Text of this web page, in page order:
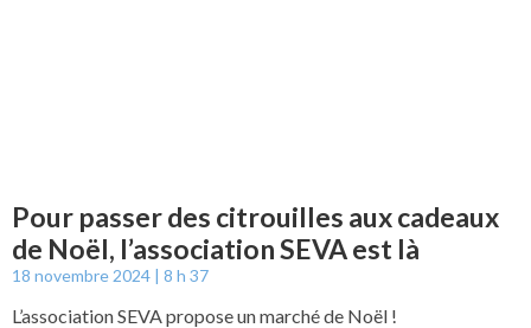
Pour passer des citrouilles aux cadeaux
de Noël, l’association SEVA est là
18 novembre 2024 8 h 37
L’association SEVA propose un marché de Noël !